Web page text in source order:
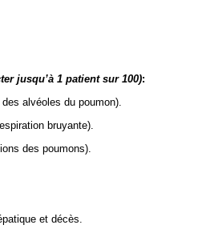
jusqu’à 1 patient sur 100):
alvéoles du poumon).
bruyante).
des poumons).
et décès.